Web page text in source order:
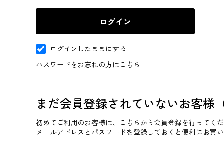
ログインしたままにする
パスワードをお忘れの方はこちら
まだ会員登録されていないお客様
初めてご利用のお客様は、こちらから会員登録を行ってくだ
メールアドレスとパスワードを登録しておくと便利にお買